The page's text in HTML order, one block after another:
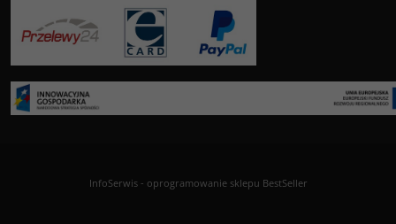
InfoSerwis- oprogramowanie sklepu BestSeller